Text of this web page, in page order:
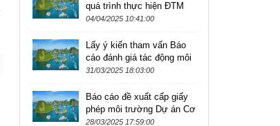
quá trình thực hiện ĐTM
của dự án Khu nhà ở phía
Khu đô...
04/04/2025 10:41:00
Lấy ý kiến tham vấn Báo
cáo đánh giá tác động môi
trường Dự án Nuôi trồng
Cẩm...
31/03/2025 18:03:00
Báo cáo đề xuất cấp giấy
phép môi trường Dự án Cơ
sở sản xuất vải dệt hóa
28/03/2025 17:59:00